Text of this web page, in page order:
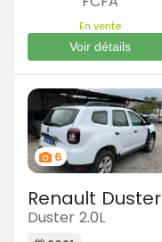
En vente
Voir détails
6
Renault Duster
Duster 2.0L